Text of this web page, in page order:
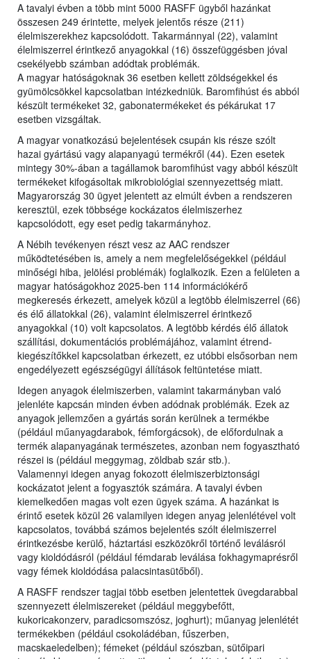
A tavalyi évben a több mint 5000 RASFF ügyből hazánkat
összesen 249 érintette, melyek jelentős része (211)
élelmiszerekhez kapcsolódott. Takarmánnyal (22), valamint
élelmiszerrel érintkező anyagokkal (16) összefüggésben jóval
csekélyebb számban adódtak problémák.
A magyar hatóságoknak 36 esetben kellett zöldségekkel és
gyümölcsökkel kapcsolatban intézkedniük. Baromfihúst és abból
készült termékeket 32, gabonatermékeket és pékárukat 17
esetben vizsgáltak.
A magyar vonatkozású bejelentések csupán kis része szólt
hazai gyártású vagy alapanyagú termékről (44). Ezen esetek
mintegy 30%-ában a tagállamok baromfihúst vagy abból készült
termékeket kifogásoltak mikrobiológiai szennyezettség miatt.
Magyarország 30 ügyet jelentett az elmúlt évben a rendszeren
keresztül, ezek többsége kockázatos élelmiszerhez
kapcsolódott, egy eset pedig takarmányhoz.
A Nébih tevékenyen részt vesz az AAC rendszer
működtetésében is, amely a nem megfelelőségekkel (például
minőségi hiba, jelölési problémák) foglalkozik. Ezen a felületen a
magyar hatóságokhoz 2025-ben 114 információkérő
megkeresés érkezett, amelyek közül a legtöbb élelmiszerrel (66)
és élő állatokkal (26), valamint élelmiszerrel érintkező
anyagokkal (10) volt kapcsolatos. A legtöbb kérdés élő állatok
szállítási, dokumentációs problémájához, valamint étrend-
kiegészítőkkel kapcsolatban érkezett, ez utóbbi elsősorban nem
engedélyezett egészségügyi állítások feltüntetése miatt.
Idegen anyagok élelmiszerben, valamint takarmányban való
jelenléte kapcsán minden évben adódnak problémák. Ezek az
anyagok jellemzően a gyártás során kerülnek a termékbe
(például műanyagdarabok, fémforgácsok), de előfordulnak a
termék alapanyagának természetes, azonban nem fogyasztható
részei is (például meggymag, zöldbab szár stb.).
Valamennyi idegen anyag fokozott élelmiszerbiztonsági
kockázatot jelent a fogyasztók számára. A tavalyi évben
kiemelkedően magas volt ezen ügyek száma. A hazánkat is
érintő esetek közül 26 valamilyen idegen anyag jelenlétével volt
kapcsolatos, továbbá számos bejelentés szólt élelmiszerrel
érintkezésbe kerülő, háztartási eszközökről történő leválásról
vagy kioldódásról (például fémdarab leválása fokhagymaprésről
vagy fémek kioldódása palacsintasütőből).
A RASFF rendszer tagjai több esetben jelentettek üvegdarabbal
szennyezett élelmiszereket (például meggybefőtt,
kukoricakonzerv, paradicsomszósz, joghurt); műanyag jelenlétét
termékekben (például csokoládéban, fűszerben,
macskaeledelben); fémeket (például szószban, sütőipari